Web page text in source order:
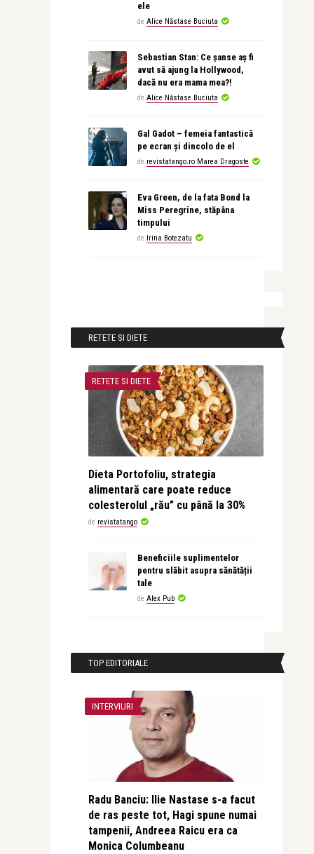
ele
de Alice Năstase Buciuta
Sebastian Stan: Ce șanse aș fi
avut să ajung la Hollywood,
dacă nu era mama mea?!
de Alice Năstase Buciuta
Gal Gadot – femeia fantastică
pe ecran și dincolo de el
de revistatango.ro Marea Dragoste
Eva Green, de la fata Bond la
Miss Peregrine, stăpâna
timpului
de Irina Botezatu
RETETE SI DIETE
RETETE SI DIETE
Dieta Portofoliu, strategia
alimentară care poate reduce
colesterolul „rău” cu până la 30%
de revistatango
Beneficiile suplimentelor
pentru slăbit asupra sănătății
tale
de Alex Pub
TOP EDITORIALE
INTERVIURI
Radu Banciu: Ilie Nastase s-a facut
de ras peste tot, Hagi spune numai
tampenii, Andreea Raicu era ca
Monica Columbeanu